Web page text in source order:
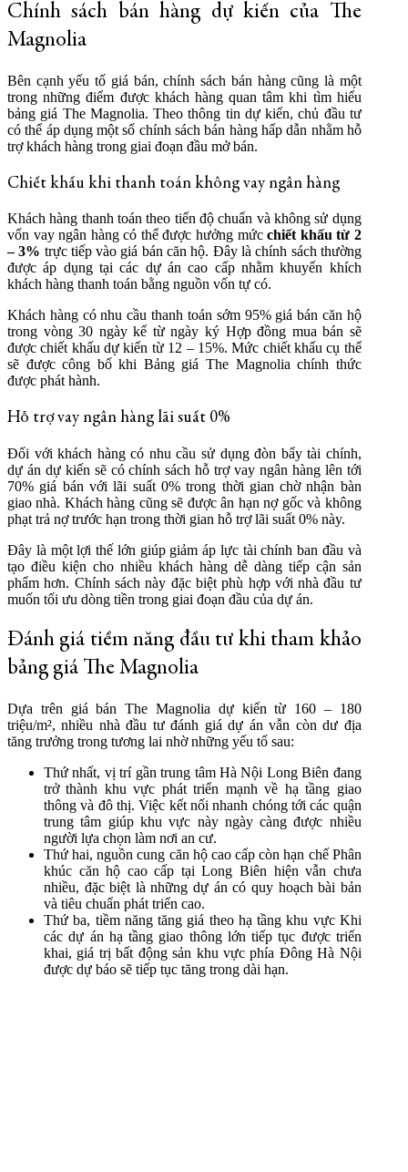
Chính sách bán hàng dự kiến của The
Magnolia
Bên cạnh yếu tố giá bán, chính sách bán hàng cũng là một
trong những điểm được khách hàng quan tâm khi tìm hiểu
bảng giá The Magnolia. Theo thông tin dự kiến, chủ đầu tư
có thể áp dụng một số chính sách bán hàng hấp dẫn nhằm hỗ
trợ khách hàng trong giai đoạn đầu mở bán.
Chiết khấu khi thanh toán không vay ngân hàng
Khách hàng thanh toán theo tiến độ chuẩn và không sử dụng
vốn vay ngân hàng có thể được hưởng mứcchiết khấu từ 2
– 3% trực tiếp vào giá bán căn hộ. Đây là chính sách thường
được áp dụng tại các dự án cao cấp nhằm khuyến khích
khách hàng thanh toán bằng nguồn vốn tự có.
Khách hàng có nhu cầu thanh toán sớm 95% giá bán căn hộ
trong vòng 30 ngày kể từ ngày ký Hợp đồng mua bán sẽ
được chiết khấu dự kiến từ 12 – 15%. Mức chiết khấu cụ thể
sẽ được công bố khi Bảng giá The Magnolia chính thức
được phát hành.
Hỗ trợ vay ngân hàng lãi suất 0%
Đối với khách hàng có nhu cầu sử dụng đòn bẩy tài chính,
dự án dự kiến sẽ có chính sách hỗ trợ vay ngân hàng lên tới
70% giá bán với lãi suất 0% trong thời gian chờ nhận bàn
giao nhà. Khách hàng cũng sẽ được ân hạn nợ gốc và không
phạt trả nợ trước hạn trong thời gian hỗ trợ lãi suất 0% này.
Đây là một lợi thế lớn giúp giảm áp lực tài chính ban đầu và
tạo điều kiện cho nhiều khách hàng dễ dàng tiếp cận sản
phẩm hơn. Chính sách này đặc biệt phù hợp với nhà đầu tư
muốn tối ưu dòng tiền trong giai đoạn đầu của dự án.
Đánh giá tiềm năng đầu tư khi tham khảo
bảng giá The Magnolia
Dựa trên giá bán The Magnolia dự kiến từ 160 – 180
triệu/m², nhiều nhà đầu tư đánh giá dự án vẫn còn dư địa
tăng trưởng trong tương lai nhờ những yếu tố sau:
Thứ nhất, vị trí gần trung tâm Hà Nội Long Biên đang
trở thành khu vực phát triển mạnh về hạ tầng giao
thông và đô thị. Việc kết nối nhanh chóng tới các quận
trung tâm giúp khu vực này ngày càng được nhiều
người lựa chọn làm nơi an cư.
Thứ hai, nguồn cung căn hộ cao cấp còn hạn chế Phân
khúc căn hộ cao cấp tại Long Biên hiện vẫn chưa
nhiều, đặc biệt là những dự án có quy hoạch bài bản
và tiêu chuẩn phát triển cao.
Thứ ba, tiềm năng tăng giá theo hạ tầng khu vực Khi
các dự án hạ tầng giao thông lớn tiếp tục được triển
khai, giá trị bất động sản khu vực phía Đông Hà Nội
được dự báo sẽ tiếp tục tăng trong dài hạn.